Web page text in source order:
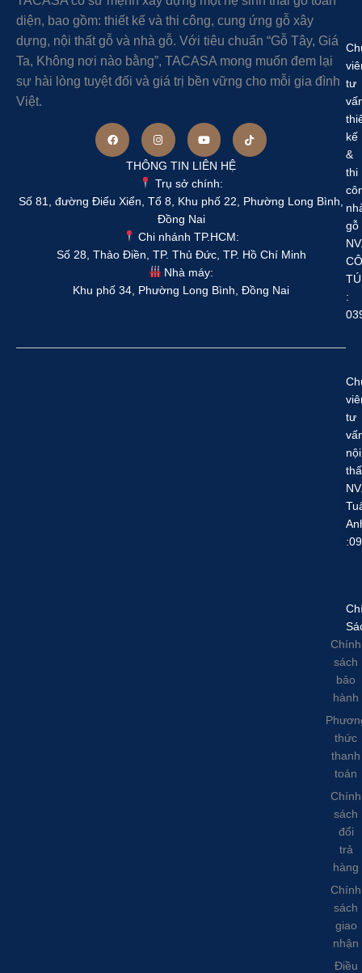
diện, bao gồm: thiết kế và thi công, cung ứng gỗ xây
dựng, nội thất gỗ và nhà gỗ. Với tiêu chuẩn “Gỗ Tây, Giá
Ta, Không nơi nào bằng”, TACASA mong muốn đem lại
sự hài lòng tuyệt đối và giá trị bền vững cho mỗi gia đình
Việt.
THÔNG TIN LIÊN HỆ
Trụ sở chính:
Số 81, đường Điểu Xiển, Tổ 8, Khu phố 22, Phường Long Bình,
Đồng Nai
Chi nhánh TP.HCM:
Số 28, Thảo Điền, TP. Thủ Đức, TP. Hồ Chí Minh
Nhà máy:
Khu phố 34, Phường Long Bình, Đồng Nai
tư
kế
&
thi
gỗ
TÚ
:
tư
nội
Chính
sách
bảo
hành
thức
thanh
toán
Chính
sách
đổi
trả
hàng
Chính
sách
giao
nhận
Điều